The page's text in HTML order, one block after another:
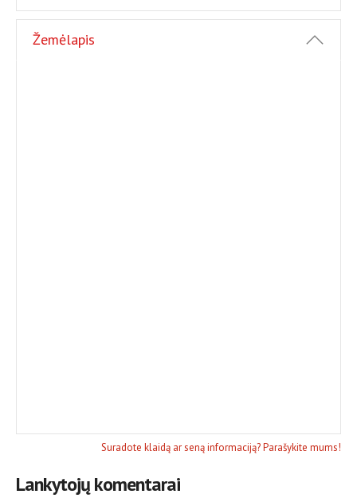
Žemėlapis
Suradote klaidą ar seną informaciją? Parašykite mums!
Lankytojų komentarai